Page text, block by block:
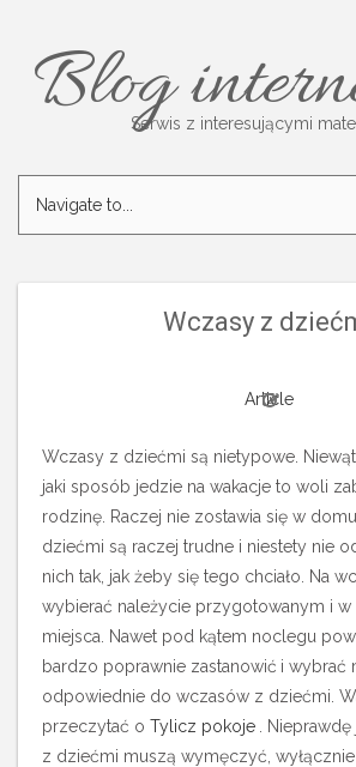
BlogSerwis z interesującymi
Wczasy z
Article
Wczasy z dziećmi są nietypowe.
jaki sposób jedzie na wakacje to woli
rodzinę. Raczej nie zostawia się w
dziećmi są raczej trudne i niestety nie
nich tak, jak żeby się tego chciało.
Na
wybierać należycie przygotowanym i
miejsca. Nawet pod kątem noclegu
bardzo poprawnie zastanowić i wybrać
odpowiednie do wczasów z dziećmi.
przeczytać o Tylicz pokoje
.
z dziećmi muszą wymęczyć,